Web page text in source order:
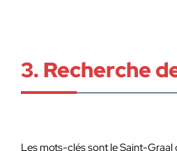
3. Recherche
Les mots-clés sont le Saint-Graal